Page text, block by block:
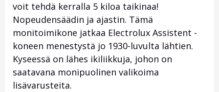
voit tehdä kerralla 5 kiloa taikinaa!
Nopeudensäädin ja ajastin. Tämä
monitoimikone jatkaa Electrolux Assistent -
koneen menestystä jo 1930-luvulta lähtien.
Kyseessä on lähes ikiliikkuja, johon on
saatavana monipuolinen valikoima
lisävarusteita.